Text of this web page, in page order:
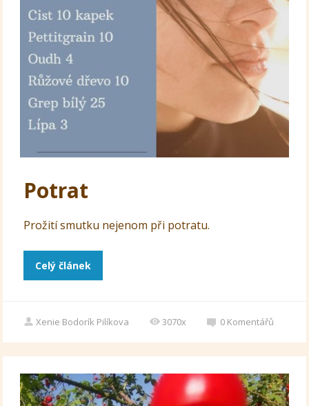
Potrat
Prožití smutku nejenom při potratu.
Celý článek
Xenie Bodorík Pilíkova 3070x 0 Komentářů